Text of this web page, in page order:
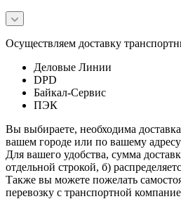
Осуществляем доставку
Деловые Линии
DPD
Байкал-Сервис
ПЭК
Вы выбираете, необходима
вашем городе или по вашему
Для вашего удобства, сумма
отдельной строкой, б)
Также вы можете пожелать
перевозку с транспортной